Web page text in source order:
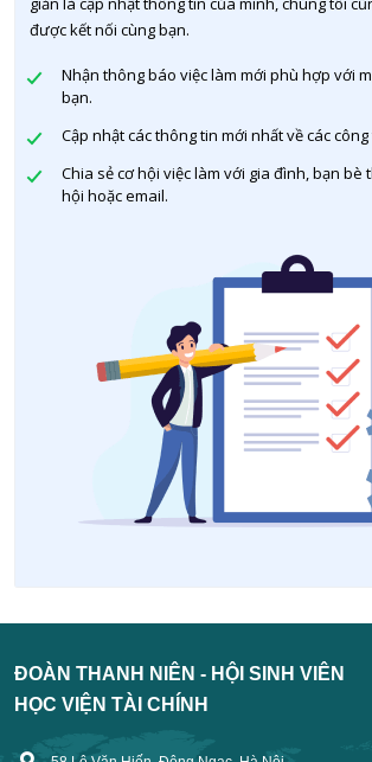
được kết nối cùng bạn.
Nhận thông báo việc làm mới phù hợp với
bạn.
Cập nhật các thông tin mới nhất về các
Chia sẻ cơ hội việc làm với gia đình, bạn bè
hội hoặc email.
ĐOÀN THANH NIÊN - HỘI SINH VIÊN
HỌC VIỆN TÀI CHÍNH